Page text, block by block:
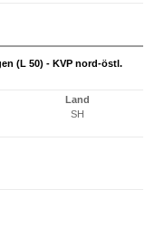
(L 50) - KVP nord-östl.
Land
SH